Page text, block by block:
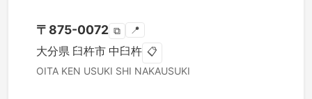
〒 875-0072 ⧉ 📍
大分県 臼杵市 中臼杵 📋
OITA KEN USUKI SHI NAKAUSUKI